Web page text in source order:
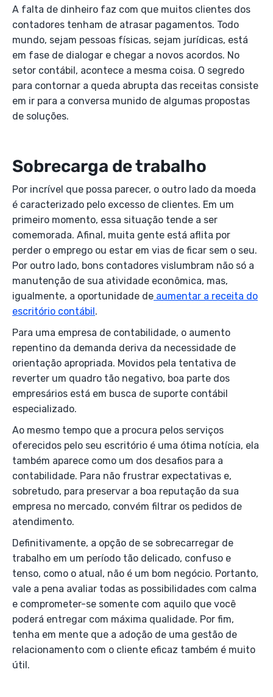
A falta de dinheiro faz com que muitos clientes dos
contadores tenham de atrasar pagamentos. Todo
mundo, sejam pessoas físicas, sejam jurídicas, está
em fase de dialogar e chegar a novos acordos. No
setor contábil, acontece a mesma coisa. O segredo
para contornar a queda abrupta das receitas consiste
em ir para a conversa munido de algumas propostas
de soluções.
Sobrecarga de trabalho
Por incrível que possa parecer, o outro lado da moeda
é caracterizado pelo excesso de clientes. Em um
primeiro momento, essa situação tende a ser
comemorada. Afinal, muita gente está aflita por
perder o emprego ou estar em vias de ficar sem o seu.
Por outro lado, bons contadores vislumbram não só a
manutenção de sua atividade econômica, mas,
igualmente, a oportunidade de aumentar a receita do
escritório contábil.
Para uma empresa de contabilidade, o aumento
repentino da demanda deriva da necessidade de
orientação apropriada. Movidos pela tentativa de
reverter um quadro tão negativo, boa parte dos
empresários está em busca de suporte contábil
especializado.
Ao mesmo tempo que a procura pelos serviços
oferecidos pelo seu escritório é uma ótima notícia, ela
também aparece como um dos desafios para a
contabilidade. Para não frustrar expectativas e,
sobretudo, para preservar a boa reputação da sua
empresa no mercado, convém filtrar os pedidos de
atendimento.
Definitivamente, a opção de se sobrecarregar de
trabalho em um período tão delicado, confuso e
tenso, como o atual, não é um bom negócio. Portanto,
vale a pena avaliar todas as possibilidades com calma
e comprometer-se somente com aquilo que você
poderá entregar com máxima qualidade. Por fim,
tenha em mente que a adoção de uma gestão de
relacionamento com o cliente eficaz também é muito
útil.